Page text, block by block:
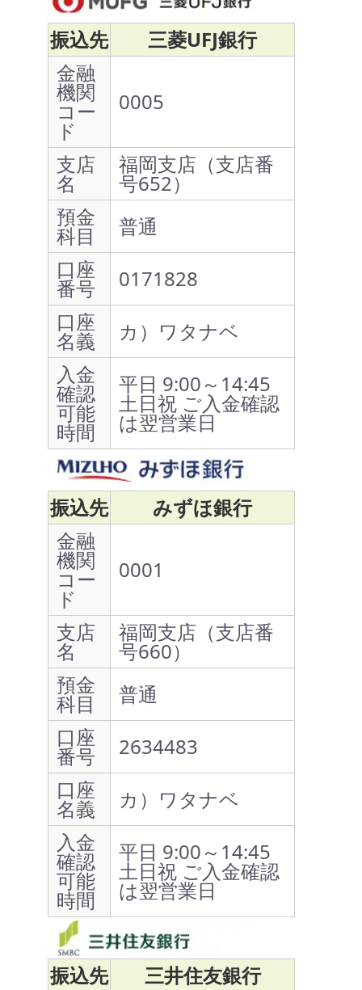
振込先
三菱UFJ銀行
金融
機関
コー
ド
0005
支店
名
福岡支店（支店番
号652）
預金
科目
普通
口座
番号
0171828
口座
名義
カ）ワタナベ
入金
確認
可能
時間
平日 9:00～14:45
土日祝 ご入金確認
は翌営業日
振込先
みずほ銀行
金融
機関
コー
ド
0001
支店
名
福岡支店（支店番
号660）
預金
科目
普通
口座
番号
2634483
口座
名義
カ）ワタナベ
入金
確認
可能
時間
平日 9:00～14:45
土日祝 ご入金確認
は翌営業日
振込先
三井住友銀行